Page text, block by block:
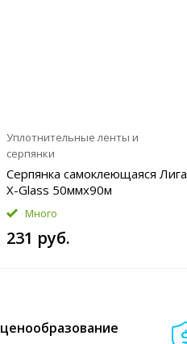
Уплотнительные ленты и
серпянки
Серпянка самоклеющаяся Лига
X-Glass 50ммx90м
Много
231 руб.